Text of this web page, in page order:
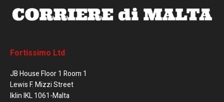
Fortissimo Ltd
JB House Floor 1 Room 1
Lewis F. Mizzi Street
Iklin IKL 1061-Malta